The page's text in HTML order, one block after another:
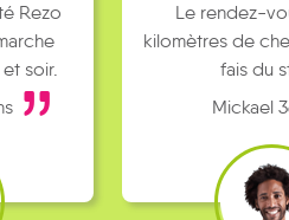
Rezo
soir.
Le rendez-
kilomètres de
fais du
Mickael